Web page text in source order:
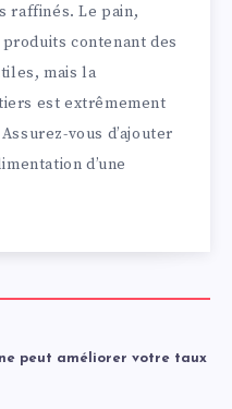
raffinés. Le pain,
contenant des
mais la
est extrêmement
vous d’ajouter
d’une
peut améliorer votre taux